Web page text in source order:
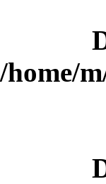
/home/